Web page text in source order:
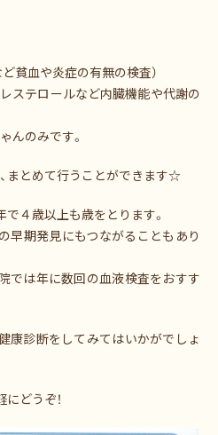
貧血や炎症の有無の検査）
ステロールなど内臓機能や代謝の
のみです。
まとめて行うことができます☆
４歳以上も歳をとります。
早期発見にもつながることもあり
では年に数回の血液検査をおすす
康診断をしてみてはいかがでしょ
どうぞ！